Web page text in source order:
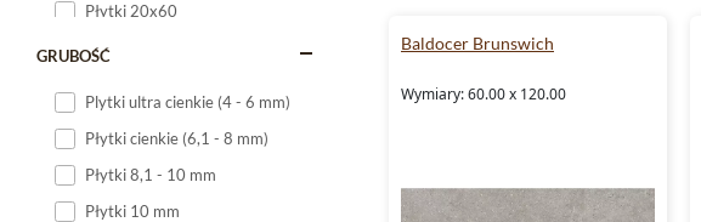
Płytki 20x60
Płytki 20x120
GRUBOŚĆ
Plytki ultra cienkie (4 - 6 mm)
Płytki cienkie (6,1 - 8 mm)
Płytki 8,1 - 10 mm
Płytki 10 mm
Baldocer Brunswich
Wymiary: 60.00 x 120.00